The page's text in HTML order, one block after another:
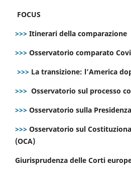
FOCUS
>>> Itinerari della comparazione
>>> Osservatorio comparato
>>> La transizione: l’America
>>> Osservatorio sul processo
>>> Osservatorio sulla
>>> Osservatorio sul
(OCA)
Giurisprudenza delle Corti